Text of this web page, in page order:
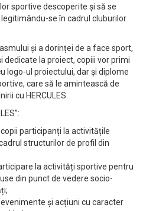
sportive descoperite și să se
se în cadrul cluburilor
și a dorinței de a face sport,
dedicate la proiect, copiii vor primi
logo-ul proiectului, dar și diplome
care să le amintească de
cu HERCULES.
participanți la activitățile
structurilor de profil din
la activități sportive pentru
din punct de vedere socio-
și acțiuni cu caracter